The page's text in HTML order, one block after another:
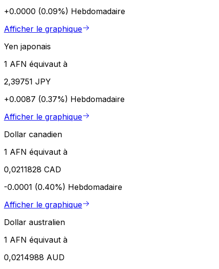
+0.0000 (0.09%) Hebdomadaire
Afficher le graphique
Yen japonais
1 AFN équivaut à
2,39751 JPY
+0.0087 (0.37%) Hebdomadaire
Afficher le graphique
Dollar canadien
1 AFN équivaut à
0,0211828 CAD
-0.0001 (0.40%) Hebdomadaire
Afficher le graphique
Dollar australien
1 AFN équivaut à
0,0214988 AUD